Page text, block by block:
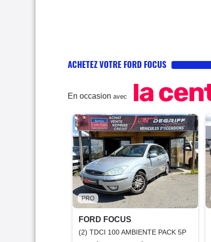
ACHETEZ VOTRE FORD FOCUS
En occasion avec
PRO
FORD FOCUS
(2) TDCI 100 AMBIENTE PACK 5P